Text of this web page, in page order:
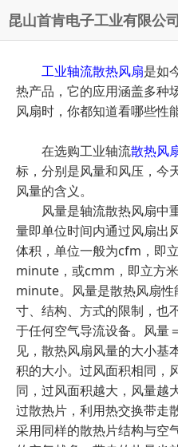
昆山首肯电子工业有限公
工业轴流散热风扇是如
热产品，它的应用涵盖多种
风扇时，你都知道看哪些性
在选购工业轴流散热风
标，分别是风量和风压，今
风量的含义。
风量是轴流散热风扇中
量即单位时间内通过风扇出
体积，单位一般为cfm，即
minute，或cmm，即立方
minute。风量是散热风扇性
寸、结构、方式的限制，也
于任何空气导流设备。风量
见，散热风扇风量的大小基
积的大小。过风面积相同，
同，过风面积越大，风量越
过散热片，利用热交换带走
采用同样的散热片结构与空